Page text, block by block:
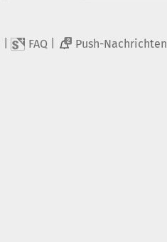
FAQ 2 Push-Nachrichten